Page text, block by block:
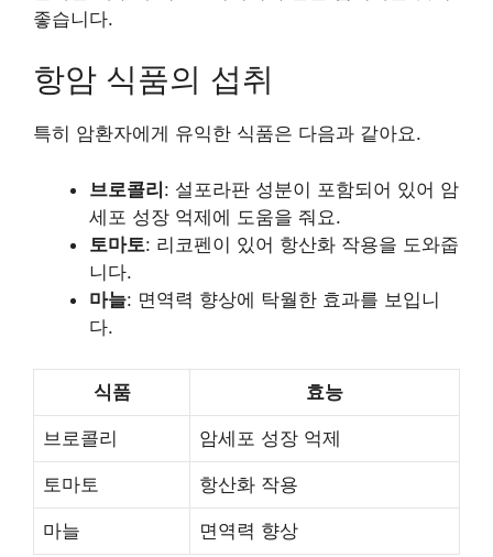
좋습니다.
항암 식품의 섭취
특히 암환자에게 유익한 식품은 다음과 같아요.
브로콜리: 설포라판 성분이 포함되어 있어 암
세포 성장 억제에 도움을 줘요.
토마토: 리코펜이 있어 항산화 작용을 도와줍
니다.
마늘: 면역력 향상에 탁월한 효과를 보입니
다.
식품 효능
브로콜리 암세포 성장 억제
토마토 항산화 작용
마늘 면역력 향상